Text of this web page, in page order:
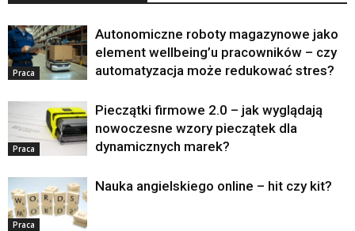
Praca
Autonomiczne roboty magazynowe jako
element wellbeing’u pracowników – czy
automatyzacja może redukować stres?
Praca
Pieczątki firmowe 2.0 – jak wyglądają
nowoczesne wzory pieczątek dla
dynamicznych marek?
Praca
Nauka angielskiego online – hit czy kit?